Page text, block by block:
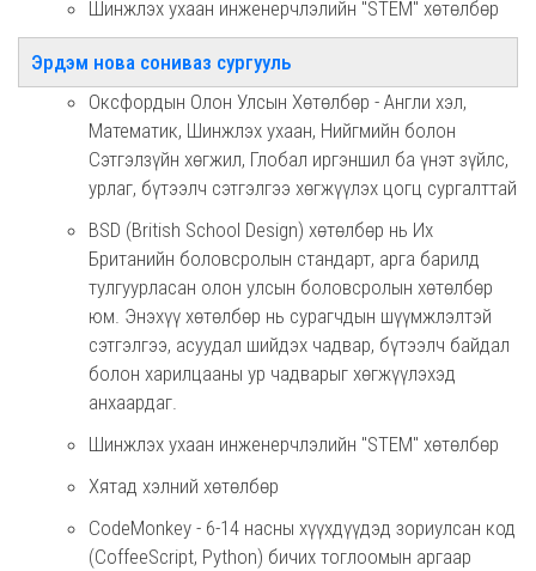
Шинжлэх ухаан инженерчлэлийн "STEM" хөтөлбөр
Эрдэм нова сониваз сургууль
Оксфордын Олон Улсын Хөтөлбөр - Англи хэл,
Математик, Шинжлэх ухаан, Нийгмийн болон
Сэтгэлзүйн хөгжил, Глобал иргэншил ба үнэт зүйлс,
урлаг, бүтээлч сэтгэлгээ хөгжүүлэх цогц сургалттай
BSD (British School Design) хөтөлбөр нь Их
Британийн боловсролын стандарт, арга барилд
тулгуурласан олон улсын боловсролын хөтөлбөр
юм. Энэхүү хөтөлбөр нь сурагчдын шүүмжлэлтэй
сэтгэлгээ, асуудал шийдэх чадвар, бүтээлч байдал
болон харилцааны ур чадварыг хөгжүүлэхэд
анхаардаг.
Шинжлэх ухаан инженерчлэлийн "STEM" хөтөлбөр
Хятад хэлний хөтөлбөр
CodeMonkey - 6-14 насны хүүхдүүдэд зориулсан код
(CoffeeScript, Python) бичих тоглоомын аргаар